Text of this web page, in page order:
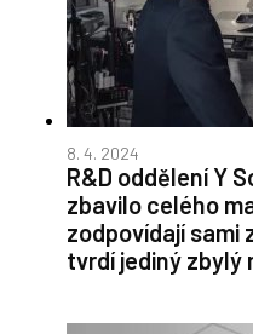
8. 4. 2024
R&D oddělení Y
zbavilo celého
zodpovídají sami
tvrdí jediný zbylý